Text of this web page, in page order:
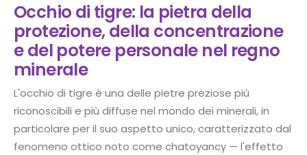
Occhio di tigre: la pietra della
protezione, della concentrazione
e del potere personale nel regno
minerale
L'occhio di tigre è una delle pietre preziose più
riconoscibili e più diffuse nel mondo dei minerali, in
particolare per il suo aspetto unico, caratterizzato dal
fenomeno ottico noto come chatoyancy — l'effetto